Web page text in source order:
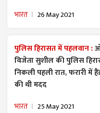
भारत 26 May 2021
पुलिस हिरासत में पहलवान :
विजेता सुशील की पुलिस
निकली पहली रात, फरारी में
की थी मदद
भारत 25 May 2021